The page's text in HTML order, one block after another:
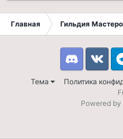
Главная Гильдия
Тема Политика
DiscordVK
Powered